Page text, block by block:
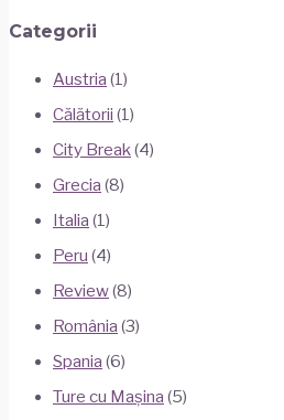
Categorii
Austria (1)
Călătorii (1)
City Break (4)
Grecia (8)
Italia (1)
Peru (4)
Review(8)
România (3)
Spania (6)
Ture cu Mașina (5)